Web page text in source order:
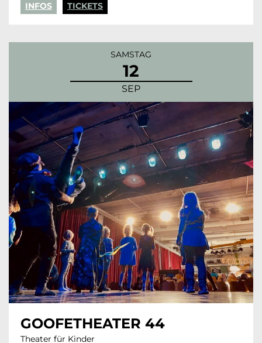
INFOS TICKETS
SAMSTAG
12
SEP
GOOFETHEATER 44
Theater für Kinder